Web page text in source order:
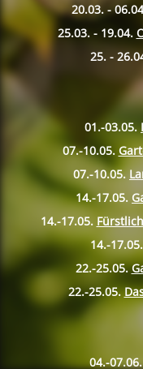
20.03. -
25.03. - 19.04.
25. -
01.-03.05.
07.-10.05.
07.-10.05.
14.-17.05.
14.-17.05.
14.-17.05.
22.-25.05.
22.-25.05.
04.-07.06.